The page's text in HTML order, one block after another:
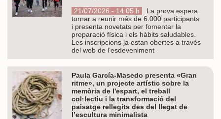
21/07/2026 - 14.05 h
La prova espera
tornar a reunir més de 6.000 participants
i presenta novetats per fomentar la
preparació física i els hàbits saludables.
Les inscripcions ja estan obertes a través
del web de l’esdeveniment
Paula García-Masedo presenta «Gran
ritme», un projecte artístic sobre la
memòria de l'espart, el treball
col·lectiu i la transformació del
paisatge rellegits des del llegat de
l’escultura minimalista